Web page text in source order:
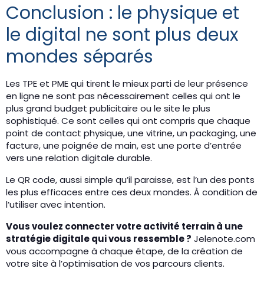
Conclusion : le physique et
le digital ne sont plus deux
mondes séparés
Les TPE et PME qui tirent le mieux parti de leur présence
en ligne ne sont pas nécessairement celles qui ont le
plus grand budget publicitaire ou le site le plus
sophistiqué. Ce sont celles qui ont compris que chaque
point de contact physique, une vitrine, un packaging, une
facture, une poignée de main, est une porte d’entrée
vers une relation digitale durable.
Le QR code, aussi simple qu’il paraisse, est l’un des ponts
les plus efficaces entre ces deux mondes. À condition de
l’utiliser avec intention.
Vous voulez connecter votre activité terrain à une
stratégie digitale qui vous ressemble ? Jelenote.com
vous accompagne à chaque étape, de la création de
votre site à l’optimisation de vos parcours clients.